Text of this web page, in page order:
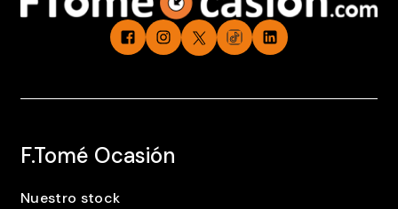
F.Tomé Ocasión
Nuestro stock